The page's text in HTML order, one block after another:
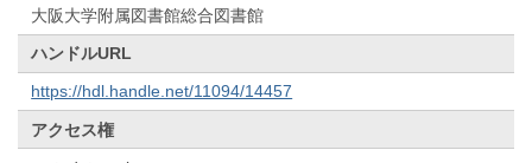
大阪大学附属図書館総合図書館
ハンドルURL
https://hdl.handle.net/11094/14457
アクセス権